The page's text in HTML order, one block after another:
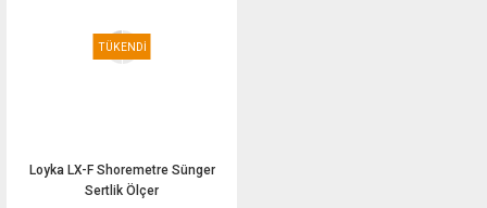
TÜKENDİ
Loyka LX-F Shoremetre Sünger
Sertlik Ölçer